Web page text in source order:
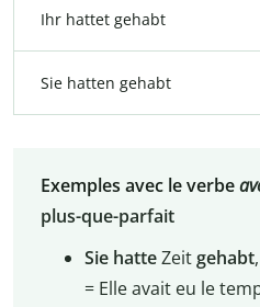
Ihr hattet gehabt
Sie hatten gehabt
Exemples avec le verbe
plus-que-parfait
Sie hatteZeitgehabt
= Elle avait eu le